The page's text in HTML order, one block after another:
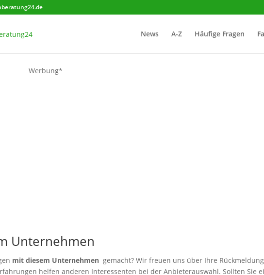
News A-Z Häufige Fragen
Werbung*
Unternehmen
mit diesem Unternehmen gemacht? Wir freuen uns über Ihre
helfen anderen Interessenten bei der Anbieterauswahl. Sollten Sie